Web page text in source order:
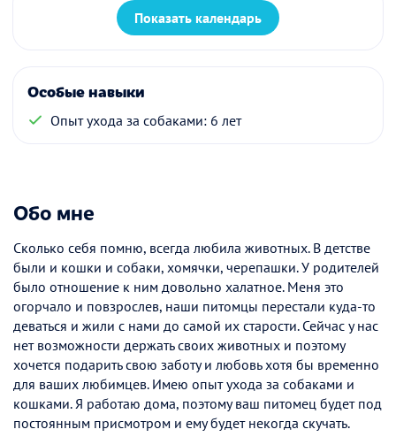
Показать календарь
Особые навыки
Опыт ухода за собаками: 6 лет
Обо мне
Сколько себя помню, всегда любила животных. В детстве
были и кошки и собаки, хомячки, черепашки. У родителей
было отношение к ним довольно халатное. Меня это
огорчало и повзрослев, наши питомцы перестали куда-то
деваться и жили с нами до самой их старости. Сейчас у нас
нет возможности держать своих животных и поэтому
хочется подарить свою заботу и любовь хотя бы временно
для ваших любимцев. Имею опыт ухода за собаками и
кошками. Я работаю дома, поэтому ваш питомец будет под
постоянным присмотром и ему будет некогда скучать.